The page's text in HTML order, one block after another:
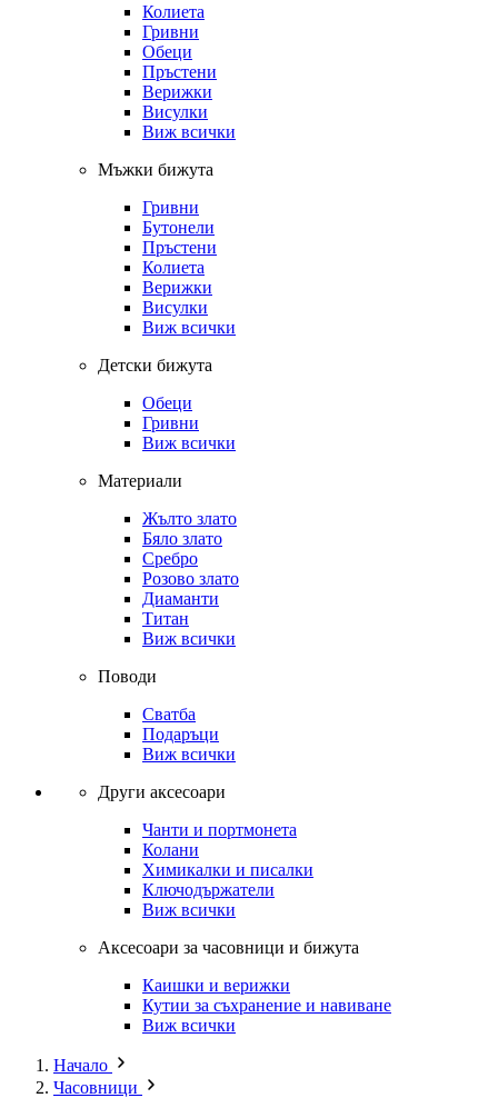
Колиета
Гривни
Обеци
Пръстени
Верижки
Висулки
Виж всички
Мъжки бижута
Гривни
Бутонели
Пръстени
Колиета
Верижки
Висулки
Виж всички
Детски бижута
Обеци
Гривни
Виж всички
Материали
Жълто злато
Бяло злато
Сребро
Розово злато
Диаманти
Титан
Виж всички
Поводи
Сватба
Подаръци
Виж всички
Други аксесоари
Чанти и портмонета
Колани
Химикалки и писалки
Ключодържатели
Виж всички
Аксесоари за часовници и бижута
Каишки и верижки
Кутии за съхранение и навиване
Виж всички
Начало
Часовници